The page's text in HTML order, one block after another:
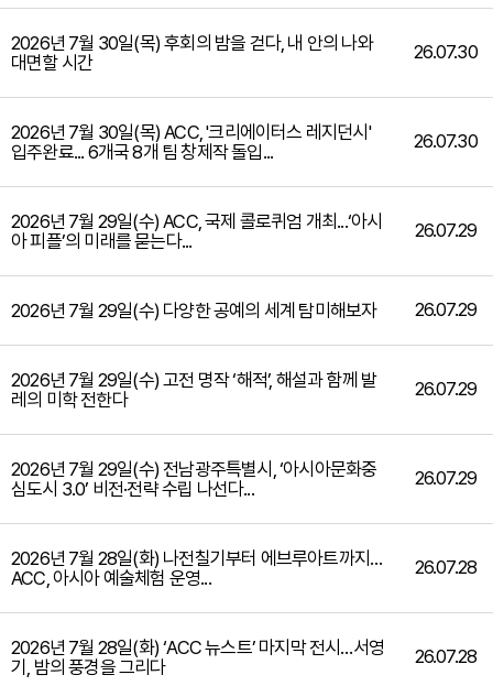
2026년 7월 30일(목) 후회의 밤을 걷다, 내 안의 나와
대면할 시간
26.07.30
2026년 7월 30일(목) ACC, '크리에이터스 레지던시'
입주완료... 6개국 8개 팀 창제작 돌입...
26.07.30
2026년 7월 29일(수) ACC, 국제 콜로퀴엄 개최...‘아시
아 피플’의 미래를 묻는다...
26.07.29
2026년 7월 29일(수) 다양한 공예의 세계 탐미해보자 26.07.29
2026년 7월 29일(수) 고전 명작 ‘해적’, 해설과 함께 발
레의 미학 전한다
26.07.29
2026년 7월 29일(수) 전남광주특별시, ‘아시아문화중
심도시 3.0’ 비전·전략 수립 나선다...
26.07.29
2026년 7월 28일(화) 나전칠기부터 에브루아트까지…
ACC, 아시아 예술체험 운영...
26.07.28
2026년 7월 28일(화) ‘ACC 뉴스트’ 마지막 전시…서영
기, 밤의 풍경을 그리다
26.07.28